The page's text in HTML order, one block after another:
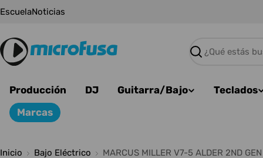
Saltar
EscuelaNoticias
Buscar
Producción DJ Guitarra/Bajo Teclados
Marcas
Inicio Bajo Eléctrico MARCUS MILLER V7-5 ALDER 2ND